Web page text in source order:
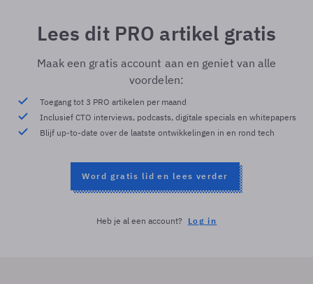
Lees dit PRO artikel gratis
Maak een gratis account aan en geniet van alle
voordelen:
Toegang tot 3 PRO artikelen per maand
Inclusief CTO interviews, podcasts, digitale specials en whitepapers
Blijf up-to-date over de laatste ontwikkelingen in en rond tech
Word gratis lid en lees verder
Heb je al een account? Log in